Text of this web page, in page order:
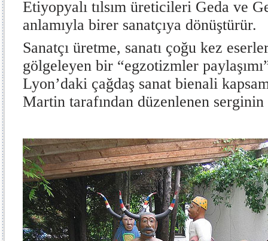
Etiyopyalı tılsım üreticileri Geda ve
anlamıyla birer sanatçıya dönüştürür.
Sanatçı üretme, sanatı çoğu kez
gölgeleyen bir “egzotizmler
Lyon’daki çağdaş sanat bienali
Martin tarafından düzenlenen serginin